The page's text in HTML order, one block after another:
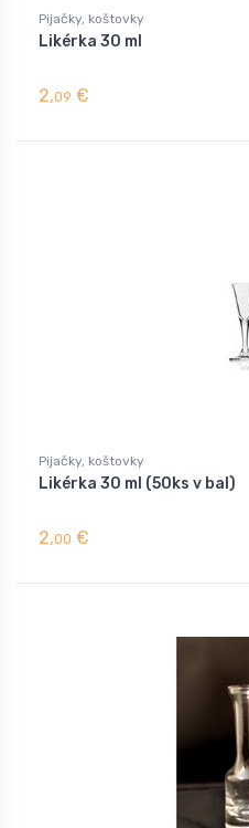
Pijačky, koštovky
Likérka 30 ml
2,09 €
Pijačky, koštovky
Likérka 30 ml (50ks v bal)
2,00 €